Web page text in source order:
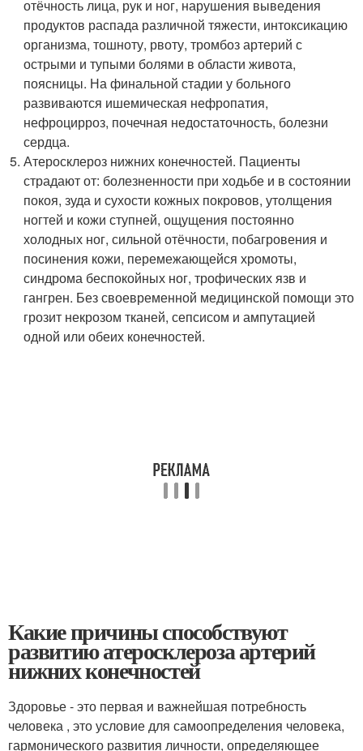
отёчность лица, рук и ног, нарушения выведения
продуктов распада различной тяжести, интоксикацию
организма, тошноту, рвоту, тромбоз артерий с
острыми и тупыми болями в области живота,
поясницы. На финальной стадии у больного
развиваются ишемическая нефропатия,
нефроцирроз, почечная недостаточность, болезни
сердца.
Атеросклероз нижних конечностей. Пациенты
страдают от: болезненности при ходьбе и в состоянии
покоя, зуда и сухости кожных покровов, утолщения
ногтей и кожи ступней, ощущения постоянно
холодных ног, сильной отёчности, побагровения и
посинения кожи, перемежающейся хромоты,
синдрома беспокойных ног, трофических язв и
гангрен. Без своевременной медицинской помощи это
грозит некрозом тканей, сепсисом и ампутацией
одной или обеих конечностей.
Какие причины способствуют
развитию атеросклероза артерий
нижних конечностей
Здоровье - это первая и важнейшая потребность
человека , это условие для самоопределения человека,
гармонического развития личности, определяющее